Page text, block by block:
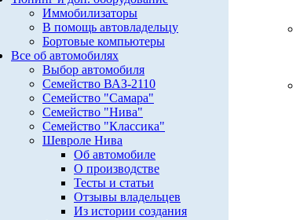
Иммобилизаторы
В помощь автовладельцу
Бортовые компьютеры
Все об автомобилях
Выбор автомобиля
Семейство ВАЗ-2110
Семейство "Самара"
Семейство "Нива"
Семейство "Классика"
Шевроле Нива
Об автомобиле
О производстве
Тесты и статьи
Отзывы владельцев
Из истории создания